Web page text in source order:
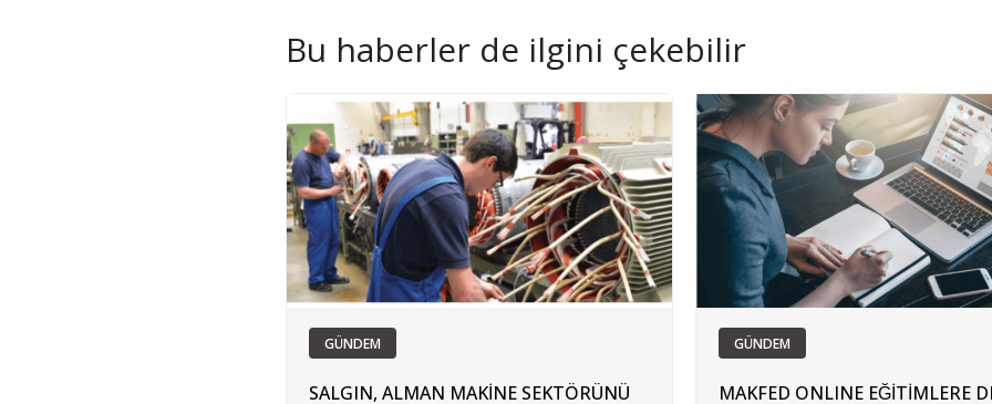
Bu haberler de ilgini çekebilir
GÜNDEM
SALGIN, ALMAN MAKİNE SEKTÖRÜNÜ
GÜNDEM
MAKFED ONLINE EĞİTİMLERE